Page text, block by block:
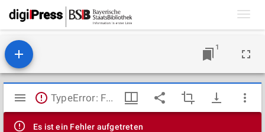
1
Mirador
Viewer
TypeError: Failed to fetch
Es ist ein Fehler aufgetreten